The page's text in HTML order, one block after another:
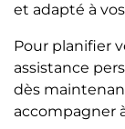
et adapté à
Pour planifier
assistance
dès
accompagner